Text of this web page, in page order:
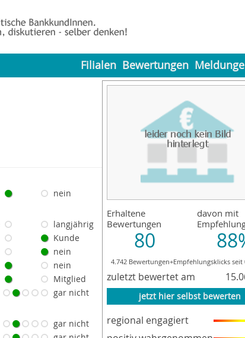
Filialen Bewertungen
Erhaltene
Bewertungen
80
davon mit
4.742 Bewertungen+Empfehlungsklicks seit
zuletzt bewertet am
jetzt hier selbst bewerten
regional engagiert
nein
langjährig
Kunde
nein
nein
Mitglied
gar nicht
gar nicht